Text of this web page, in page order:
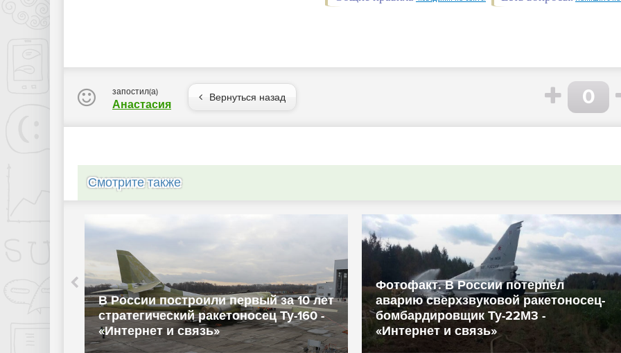
запостил(а)
Анастасия
Вернуться назад 0
Смотрите также
В России построили первый за 10 лет
стратегический ракетоносец Ту-160 -
«Интернет и связь»
Фотофакт. В России потерпел
аварию сверхзвуковой ракетоносец-
бомбардировщик Ту-22М3 -
«Интернет и связь»